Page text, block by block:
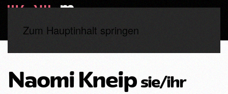
Zum Hauptinhalt springen
Naomi Kneipsie/ihr